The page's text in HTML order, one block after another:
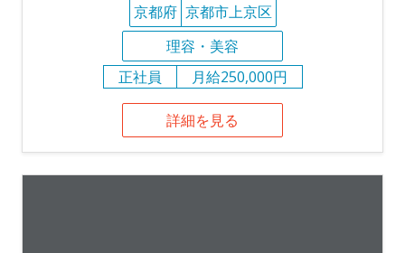
京都府 京都市上京区
理容・美容
正社員
月給250,000円
詳細を見る